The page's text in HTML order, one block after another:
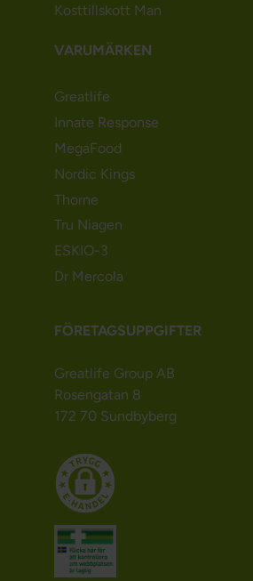
Kosttillskott Man
VARUMÄRKEN
Greatlife
Innate Response
MegaFood
Nordic Kings
Thorne
Tru Niagen
ESKIO-3
Dr Mercola
FÖRETAGSUPPGIFTER
Greatlife Group AB
Rosengatan 8
172 70 Sundbyberg